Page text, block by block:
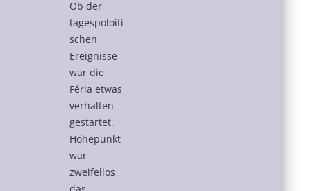
Ob der
tagespoloiti
schen
Ereignisse
war die
Féria etwas
verhalten
gestartet.
Höhepunkt
war
zweifellos